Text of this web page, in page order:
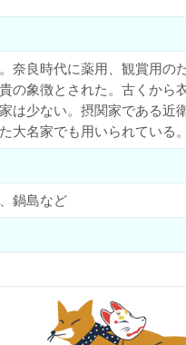
奈良時代に薬用、観賞用の
の象徴とされた。古くから
は少ない。摂関家である近
名家でも用いられている。
鍋島など